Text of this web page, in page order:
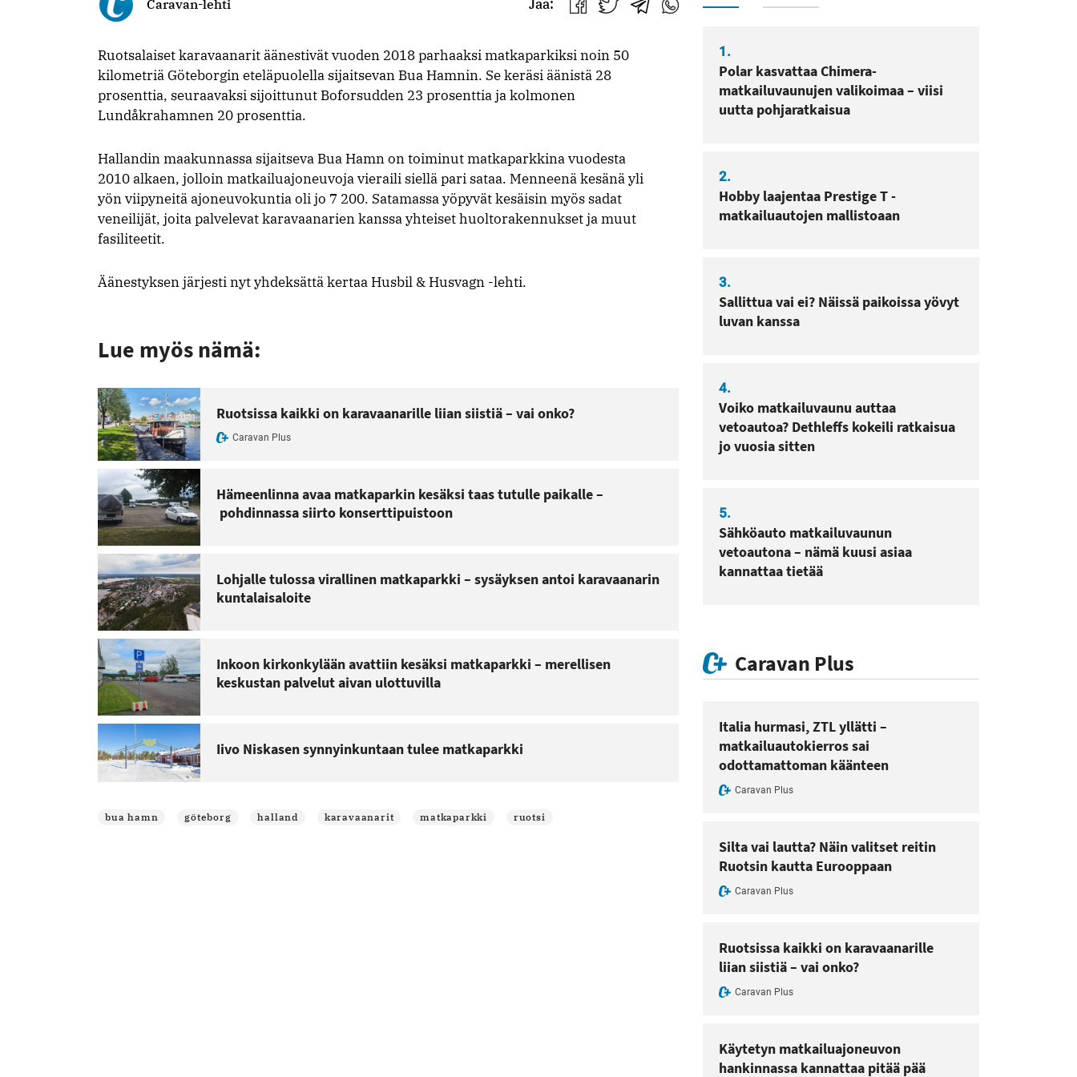
Caravan-lehti Jaa:
Jaa
Jaa
Jaa
Jaa
Ruotsalaiset karavaanarit äänestivät vuoden 2018 parhaaksi matkaparkiksi noin 50
kilometriä Göteborgin eteläpuolella sijaitsevan Bua Hamnin. Se keräsi äänistä 28
prosenttia, seuraavaksi sijoittunut Boforsudden 23 prosenttia ja kolmonen
Lundåkrahamnen 20 prosenttia.
Hallandin maakunnassa sijaitseva Bua Hamn on toiminut matkaparkkina vuodesta
2010 alkaen, jolloin matkailuajoneuvoja vieraili siellä pari sataa. Menneenä kesänä yli
yön viipyneitä ajoneuvokuntia oli jo 7 200. Satamassa yöpyvät kesäisin myös sadat
veneilijät, joita palvelevat karavaanarien kanssa yhteiset huoltorakennukset ja muut
fasiliteetit.
Äänestyksen järjesti nyt yhdeksättä kertaa Husbil & Husvagn -lehti.
Lue myös nämä:
Ruotsissa kaikki on karavaanarille liian siistiä – vai onko?
Caravan Plus
Hämeenlinna avaa matkaparkin kesäksi taas tutulle paikalle –
pohdinnassa siirto konserttipuistoon
Lohjalle tulossa virallinen matkaparkki – sysäyksen antoi karavaanarin
kuntalaisaloite
Inkoon kirkonkylään avattiin kesäksi matkaparkki – merellisen
keskustan palvelut aivan ulottuvilla
Iivo Niskasen synnyinkuntaan tulee matkaparkki
bua hamn göteborg halland karavaanarit matkaparkki ruotsi
1.
Polar kasvattaa Chimera-
matkailuvaunujen valikoimaa – viisi
uutta pohjaratkaisua
2.
Hobby laajentaa Prestige T -
matkailuautojen mallistoaan
3.
Sallittua vai ei? Näissä paikoissa yövyt
luvan kanssa
4.
Voiko matkailuvaunu auttaa
vetoautoa? Dethleffs kokeili ratkaisua
jo vuosia sitten
5.
Sähköauto matkailuvaunun
vetoautona – nämä kuusi asiaa
kannattaa tietää
Caravan Plus
Italia hurmasi, ZTL yllätti –
matkailuautokierros sai
odottamattoman käänteen
Caravan Plus
Silta vai lautta? Näin valitset reitin
Ruotsin kautta Eurooppaan
Caravan Plus
Ruotsissa kaikki on karavaanarille
liian siistiä – vai onko?
Caravan Plus
Käytetyn matkailuajoneuvon
hankinnassa kannattaa pitää pää